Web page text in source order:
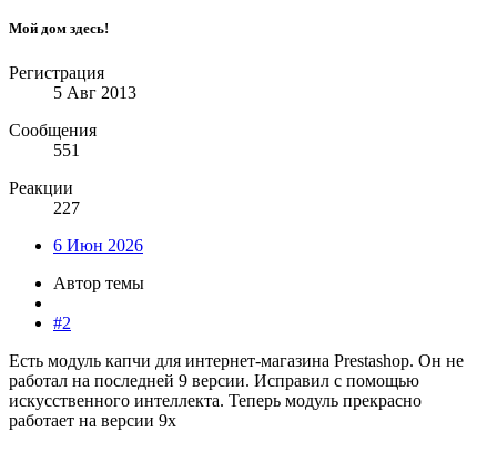
Мой дом здесь!
Регистрация
5 Авг 2013
Сообщения
551
Реакции
227
6 Июн 2026
Автор темы
#2
Есть модуль капчи для интернет-магазина Prestashop. Он не
работал на последней 9 версии. Исправил с помощью
искусственного интеллекта. Теперь модуль прекрасно
работает на версии 9х